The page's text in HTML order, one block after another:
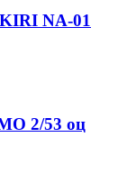
NA-01
2/53 оц